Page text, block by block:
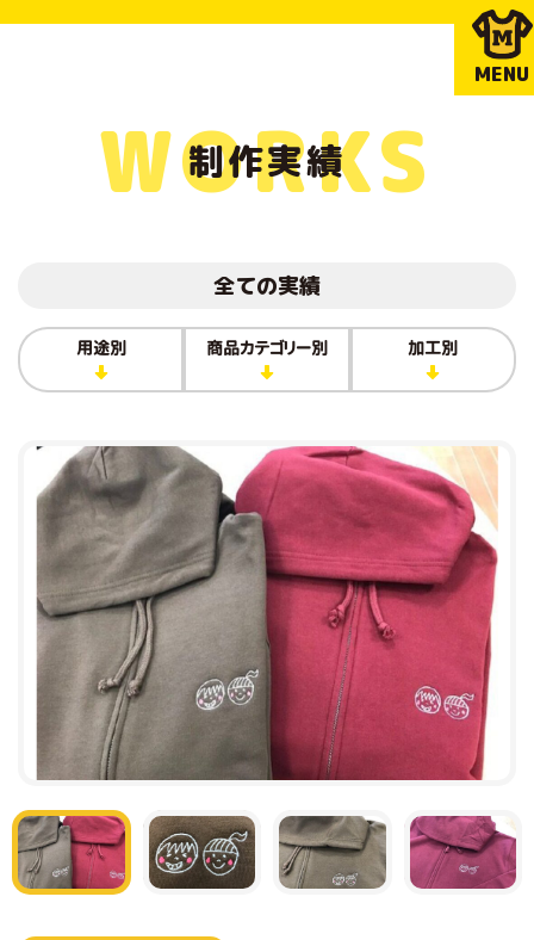
MENU
制作実績
WORKS
全ての実績
用途別 商品カテゴリー別 加工別